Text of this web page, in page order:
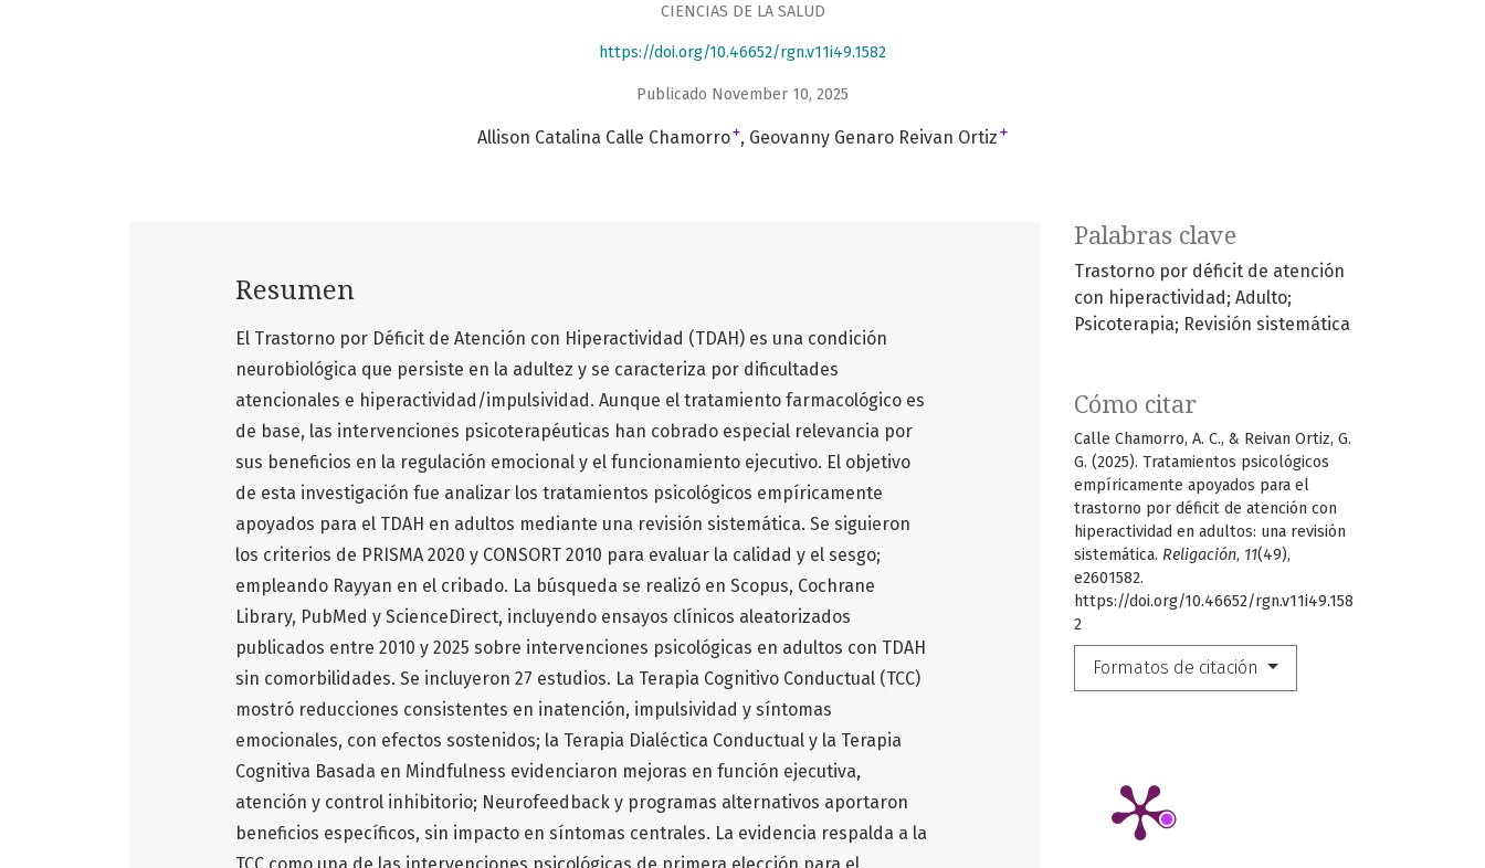
CIENCIAS DE LA SALUD
https://doi.org/10.46652/rgn.v11i49.1582
Publicado November 10, 2025
Allison Catalina Calle Chamorro+ Geovanny Genaro Reivan Ortiz +
Palabras clave
Trastorno por déficit de atención
con hiperactividad; Adulto;
Psicoterapia; Revisión sistemática
Cómo citar
Calle Chamorro, A. C., & Reivan Ortiz, G.
G. (2025). Tratamientos psicológicos
empíricamente apoyados para el
trastorno por déficit de atención con
hiperactividad en adultos: una revisión
sistemática. Religación, 11(49),
e2601582.
https://doi.org/10.46652/rgn.v11i49.158
2
Formatos de citación
Resumen
El Trastorno por Déficit de Atención con Hiperactividad (TDAH) es una condición
neurobiológica que persiste en la adultez y se caracteriza por dificultades
atencionales e hiperactividad/impulsividad. Aunque el tratamiento farmacológico es
de base, las intervenciones psicoterapéuticas han cobrado especial relevancia por
sus beneficios en la regulación emocional y el funcionamiento ejecutivo. El objetivo
de esta investigación fue analizar los tratamientos psicológicos empíricamente
apoyados para el TDAH en adultos mediante una revisión sistemática. Se siguieron
los criterios de PRISMA 2020 y CONSORT 2010 para evaluar la calidad y el sesgo;
empleando Rayyan en el cribado. La búsqueda se realizó en Scopus, Cochrane
Library, PubMed y ScienceDirect, incluyendo ensayos clínicos aleatorizados
publicados entre 2010 y 2025 sobre intervenciones psicológicas en adultos con TDAH
sin comorbilidades. Se incluyeron 27 estudios. La Terapia Cognitivo Conductual (TCC)
mostró reducciones consistentes en inatención, impulsividad y síntomas
emocionales, con efectos sostenidos; la Terapia Dialéctica Conductual y la Terapia
Cognitiva Basada en Mindfulness evidenciaron mejoras en función ejecutiva,
atención y control inhibitorio; Neurofeedback y programas alternativos aportaron
beneficios específicos, sin impacto en síntomas centrales. La evidencia respalda a la